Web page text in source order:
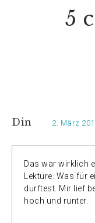
5
Din 2. März
Das war wirklich
Lektüre. Was für
durftest. Mir lief
hoch und runter.